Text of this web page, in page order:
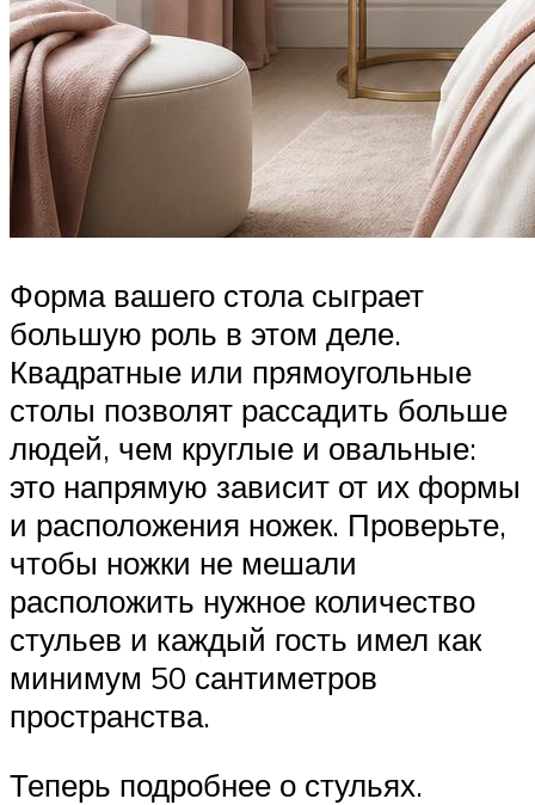
Форма вашего стола сыграет
большую роль в этом деле.
Квадратные или прямоугольные
столы позволят рассадить больше
людей, чем круглые и овальные:
это напрямую зависит от их формы
и расположения ножек. Проверьте,
чтобы ножки не мешали
расположить нужное количество
стульев и каждый гость имел как
минимум 50 сантиметров
пространства.
Теперь подробнее о стульях.